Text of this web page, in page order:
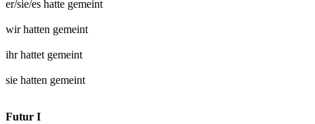
er/sie/es hatte gemeint
wir hatten gemeint
ihr hattet gemeint
sie hatten gemeint
Futur I